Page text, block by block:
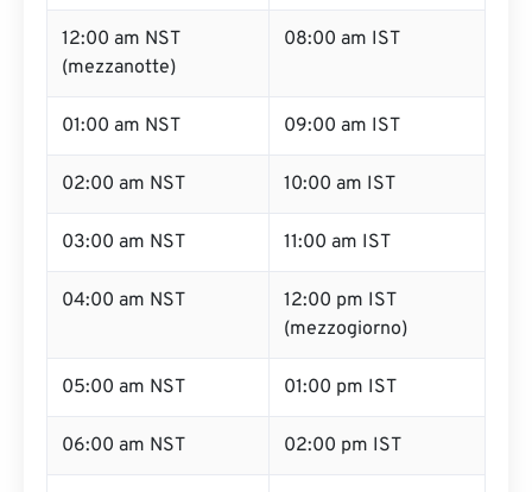
12:00 am NST
(mezzanotte)
08:00 am IST
01:00 am NST 09:00 am IST
02:00 am NST 10:00 am IST
03:00 am NST 11:00 am IST
04:00 am NST
12:00 pm IST
(mezzogiorno)
05:00 am NST 01:00 pm IST
06:00 am NST 02:00 pm IST